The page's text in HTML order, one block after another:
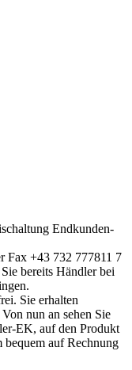
Endkunden-
Fax +43 732 777811 7
bereits Händler bei
Sie erhalten
nun an sehen Sie
EK, auf den Produkt
bequem auf Rechnung